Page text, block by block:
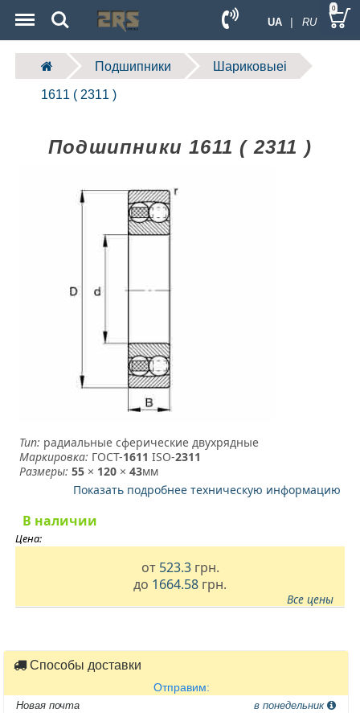
UA | RU
Search 0
Подшипники Шариковыеі
1611 ( 2311 )
Подшипники 1611 ( 2311 )
Тип: радиальные сферические двухрядные
Маркировка: ГОСТ-1611 ­ ISO-2311
Размеры: 55 × 120 ×43мм
Показать подробнее техническую информацию
В наличии
Цена:
от 523.3грн.
до 1664.58 грн.
Все цены
Способы доставки
Отправим:
Новая почта
в понедельник